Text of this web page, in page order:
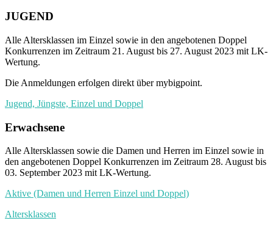
JUGEND
Alle Altersklassen im Einzel sowie in den angebotenen Doppel
Konkurrenzen im Zeitraum 21. August bis 27. August 2023 mit LK-
Wertung.
Die Anmeldungen erfolgen direkt über mybigpoint.
Jugend, Jüngste, Einzel und Doppel
Erwachsene
Alle Altersklassen sowie die Damen und Herren im Einzel sowie in
den angebotenen Doppel Konkurrenzen im Zeitraum 28. August bis
03. September 2023 mit LK-Wertung.
Aktive (Damen und Herren Einzel und Doppel)
Altersklassen